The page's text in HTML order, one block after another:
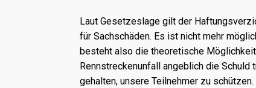
Laut Gesetzeslage gilt der
für Sachschäden. Es ist nicht mehr
besteht also die theoretische
Rennstreckenunfall angeblich die
gehalten, unsere Teilnehmer zu